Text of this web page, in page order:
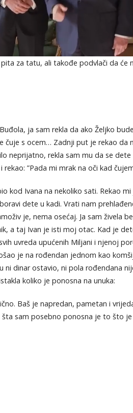
pita za tatu, ali takođe podvlači da
ja sam rekla da ako Željko
čuje s ocem… Zadnji put je rekao da
neprijatno, rekla sam mu da se
”Pada mi mrak na oči kad
kod Ivana na nekoliko sati. Rekao
dete u kadi. Vrati nam
je, nema osećaj. Ja sam živela
a taj Ivan je isti moj otac. Kad je
uvreda upućenih Miljani i njenoj
je na rođendan jednom kao
ni dinar ostavio, ni pola rođendana
koliko je ponosna na unuka:
Baš je napredan, pametan i
sam posebno ponosna je to što